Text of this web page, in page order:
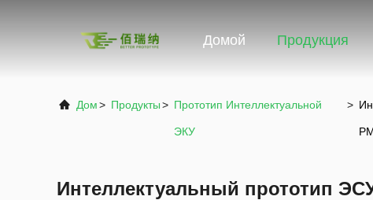
Домой Продукция
Дом> Продукты> Прототип Интеллектуальной
ЭКУ
>
Интеллектуальный прототип